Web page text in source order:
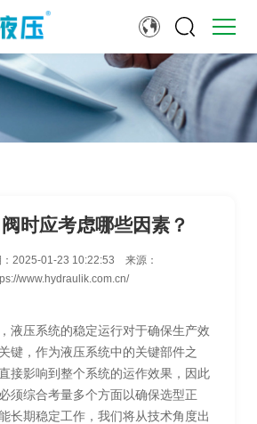
时应考虑哪些因素？
2025-01-23 10:22:53
来源：
www.hydraulik.com.cn/
液压系统的稳定运行对于确保生产效
键，作为液压系统中的关键部件之
接影响到整个系统的运作效果，因此
须综合考量多个方面以确保选型正
长期稳定工作，我们将从技术角度出